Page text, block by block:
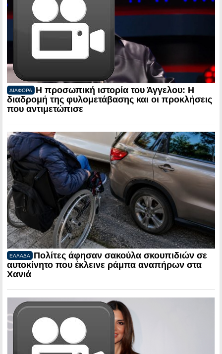
ΔΙΑΦΟΡΑ
Η προσωπική ιστορία του Άγγελου: Η
διαδρομή της φυλομετάβασης και οι προκλήσεις
που αντιμετώπισε
ΕΛΛΑΔΑ
Πολίτες άφησαν σακούλα σκουπιδιών σε
αυτοκίνητο που έκλεινε ράμπα αναπήρων στα
Χανιά